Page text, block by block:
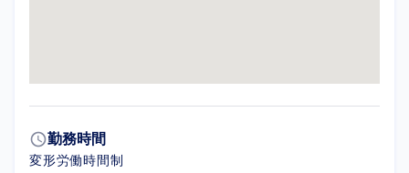
schedule勤務時間
変形労働時間制